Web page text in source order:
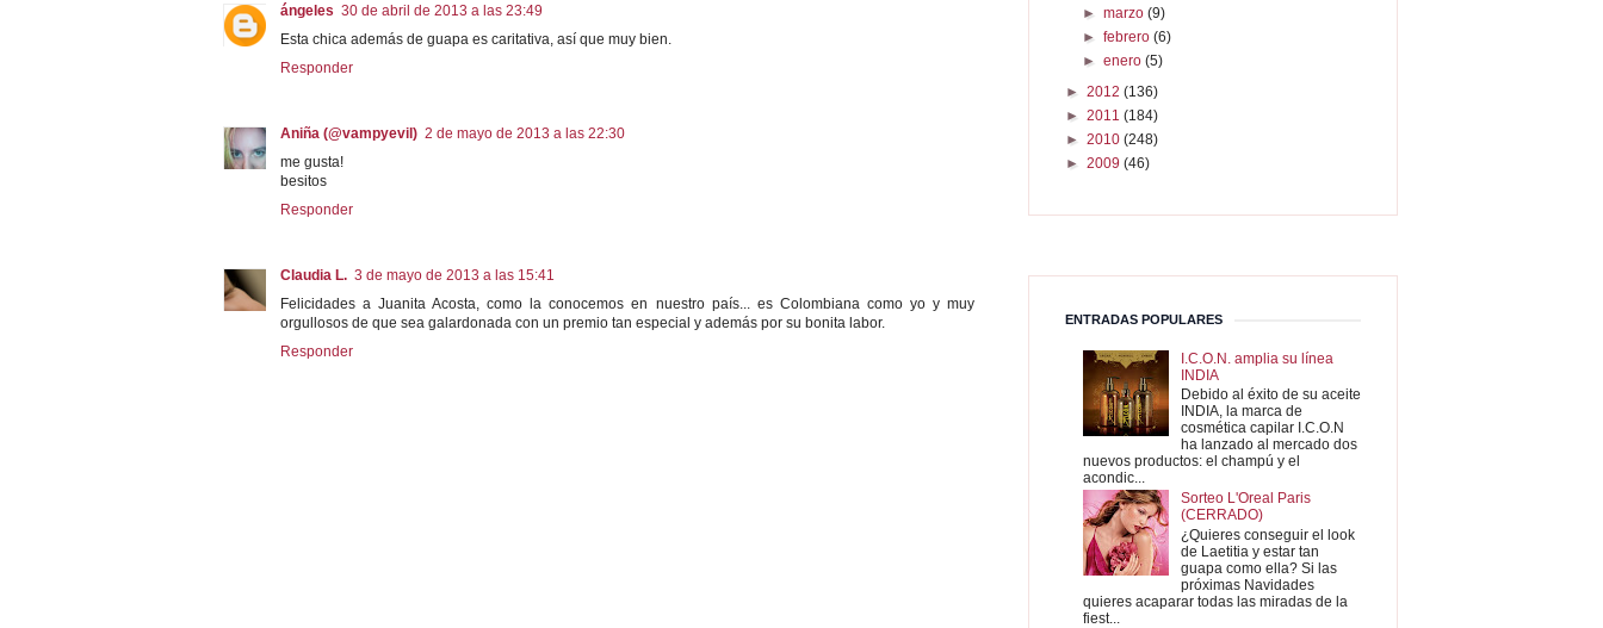
ángeles 30 de abril de 2013 a las 23:49
Esta chica además de guapa es caritativa, así que muy bien.
Responder
Aniña (@vampyevil) 2 de mayo de 2013 a las 22:30
me gusta!
besitos
Responder
Claudia L. 3 de mayo de 2013 a las 15:41
Felicidades a Juanita Acosta, como la conocemos en nuestro país... es Colombiana como yo y muy
orgullosos de que sea galardonada con un premio tan especial y además por su bonita labor.
Responder
►marzo(9)
►febrero(6)
►enero(5)
► 2012 (136)
► 2011 (184)
► 2010 (248)
► 2009 (46)
ENTRADAS POPULARES
I.C.O.N. amplia su línea
INDIA
Debido al éxito de su aceite
INDIA, la marca de
cosmética capilar I.C.O.N
ha lanzado al mercado dos
nuevos productos: el champú y el
acondic...
Sorteo L'Oreal Paris
(CERRADO)
¿Quieres conseguir el look
de Laetitia y estar tan
guapa como ella? Si las
próximas Navidades
quieres acaparar todas las miradas de la
fiest...